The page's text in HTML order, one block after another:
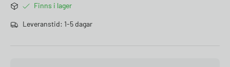
Finns i lager
Leveranstid: 1-5 dagar